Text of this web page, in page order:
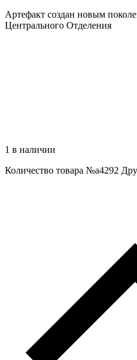
Артефакт создан новым
Центрального Отделения
1 в наличии
Количество товара №a4292